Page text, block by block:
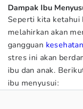
Dampak Ibu
Seperti kita ketahui
melahirkan akan
gangguan
stres ini akan
ibu dan anak.
ibu menyusui: